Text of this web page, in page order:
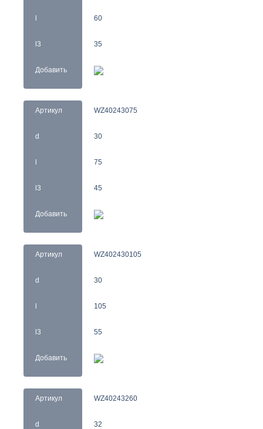
l3
Добавить
60
35
Артикул
d
l3
Добавить
WZ40243075
30
75
45
Артикул
d
l3
Добавить
WZ402430105
30
105
55
Артикул
d
WZ40243260
32